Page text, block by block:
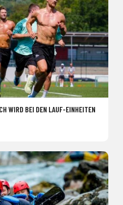
WIRD BEI DEN LAUF-EINHEITEN